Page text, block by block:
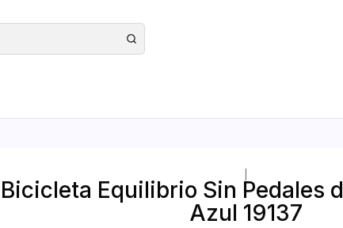
Bicicleta Equilibrio Sin Pedales
Azul 19137